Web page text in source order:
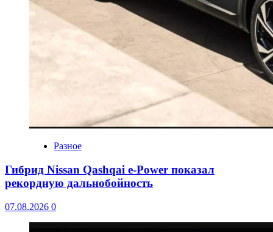
Разное
Гибрид Nissan Qashqai e-Power показал
рекордную дальнобойность
07.08.2026 0